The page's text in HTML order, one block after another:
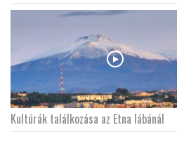
Kultúrák találkozása az Etna lábánál